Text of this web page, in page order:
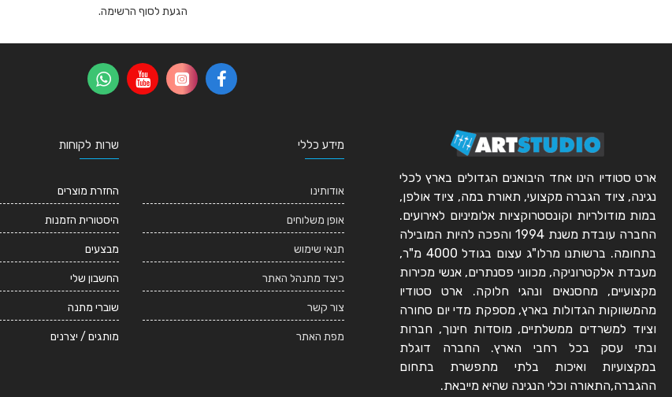
הגעת לסוף הרשימה.
ארט סטודיו הינו אחד היבואנים הגדולים בארץ לכלי
נגינה, ציוד הגברה מקצועי, תאורת במה, ציוד אולפן,
במות מודולריות וקונסטרוקציות אלומיניום לאירועים.
החברה עובדת משנת 1994 והפכה להיות המובילה
בתחומה. ברשותנו מרלו"ג עצום בגודל 4000 מ"ר,
מעבדת אלקטרוניקה, מכווני פסנתרים, אנשי מכירות
מקצועיים, מחסנאים ונהגי חלוקה. ארט סטודיו
מהמשווקות הגדולות בארץ, מספקת מדי יום סחורה
וציוד למשרדים ממשלתיים, מוסדות חינוך, חברות
ובתי עסק בכל רחבי הארץ. החברה דוגלת
במקצועיות ואיכות בלתי מתפשרת בתחום
ההגברה,התאורה וכלי הנגינה שהיא מייבאת.
מידע כללי
אודותינו
אופן משלוחים
תנאי שימוש
כיצד מתנהל האתר
צור קשר
מפת האתר
שרות לקוחות
החזרת מוצרים
היסטורית הזמנות
מבצעים
החשבון שלי
שוברי מתנה
מותגים / יצרנים